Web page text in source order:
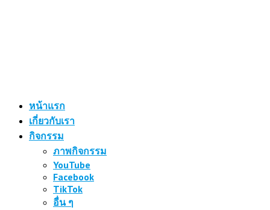
หน้าแรก
เกี่ยวกับเรา
กิจกรรม
ภาพกิจกรรม
YouTube
Facebook
TikTok
อื่น ๆ